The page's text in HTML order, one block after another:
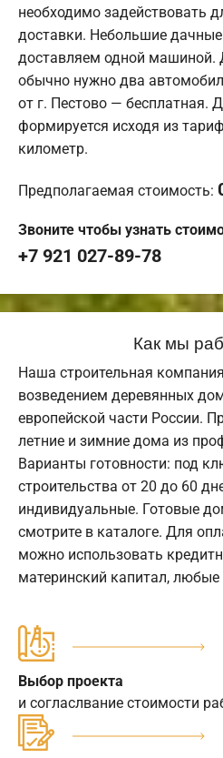
необходимо задействовать
доставки. Небольшие
доставляем одной машиной.
обычно нужно два
от г. Пестово — бесплатная.
формируется исходя из
километр.
Предполагаемая стоимость:
Звоните чтобы узнать
+7 921 027-89-78
Как мы
Наша строительная
возведением деревянных
европейской части России.
летние и зимние дома из
Варианты готовности: под
строительства от 20 до 60
индивидуальные. Готовые
смотрите в каталоге. Для
можно использовать
материнский капитал, любые
Выбор проекта
и согласлвание стоимости